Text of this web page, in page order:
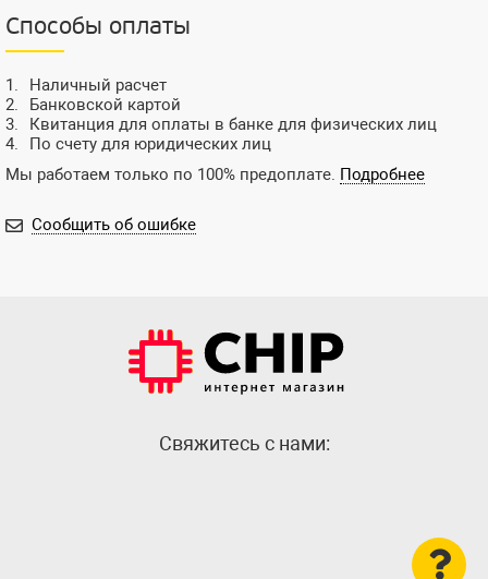
Способы оплаты
Наличный расчет
Банковской картой
Квитанция для оплаты в банке для физических лиц
По счету для юридических лиц
Мы работаем только по 100% предоплате. Подробнее
Сообщить об ошибке
Cвяжитесь с нами: